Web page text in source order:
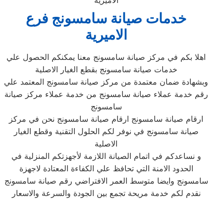
خدمات صيانة سامسونج فرع
الاميرية
اهلا بكم في مركز صيانة سامسونج معنا يمكنكم الحصول علي
خدمات صيانة سامسونج بقطع الغيار الاصلية
وبشهادة ضمان معتمدة من مركز صيانة سامسونج المعتمد علي
رقم خدمة عملاء صيانة سامسونج من خدمة عملاء مركز صيانة
سامسونج
ارقام صيانة سامسونج ارقام صيانة سامسونج نحن في مركز
صيانة سامسونج في نوفر لكم الحلول التقنية وقطع الغيار
الاصلية
و نساعدكم في اتمام الصيانة اللازمة لأجهزتكم المنزلية في
الحدود الامنة التي تحافظ علي الكفاءة المعتادة لاجهزة
سامسونج وايضا متوسط العمر الافتراضي رقم صيانة سامسونج
نقدم لكم خدمة مريحة تجمع بين الجودة والسرعة والاسعار